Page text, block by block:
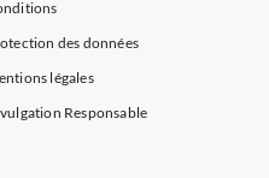
des données
légales
Responsable